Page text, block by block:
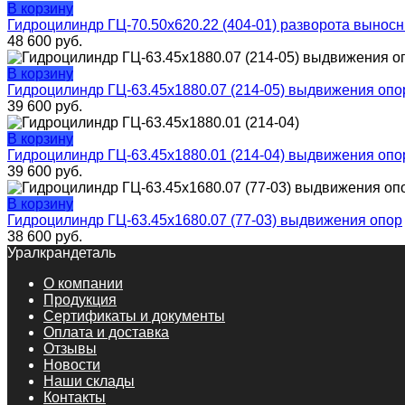
В корзину
Гидроцилиндр ГЦ-70.50х620.22 (404-01) разворота
48 600 руб.
В корзину
Гидроцилиндр ГЦ-63.45х1880.07 (214-05) выдвижения
39 600 руб.
В корзину
Гидроцилиндр ГЦ-63.45х1880.01 (214-04) выдвижения
39 600 руб.
В корзину
Гидроцилиндр ГЦ-63.45х1680.07 (77-03) выдвижения опор
38 600 руб.
Уралкрандеталь
О компании
Продукция
Сертификаты и документы
Оплата и доставка
Отзывы
Новости
Наши склады
Контакты